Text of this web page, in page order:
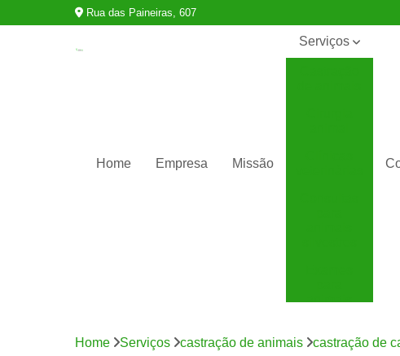
Rua das Paineiras, 607
Home Empresa Missão
Serviços
animais
para
Home Serviços castração de animais castração de